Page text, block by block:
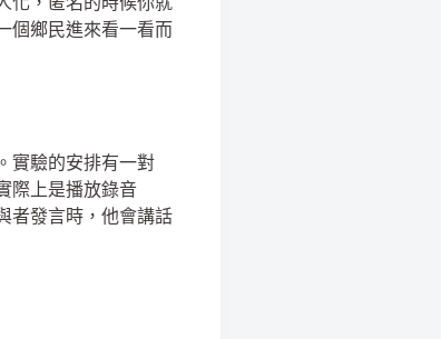
個鄉民進來看一看而
實驗的安排有一對
際上是播放錄音
者發言時，他會講話